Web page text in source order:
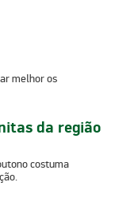
melhor os
da região
costuma